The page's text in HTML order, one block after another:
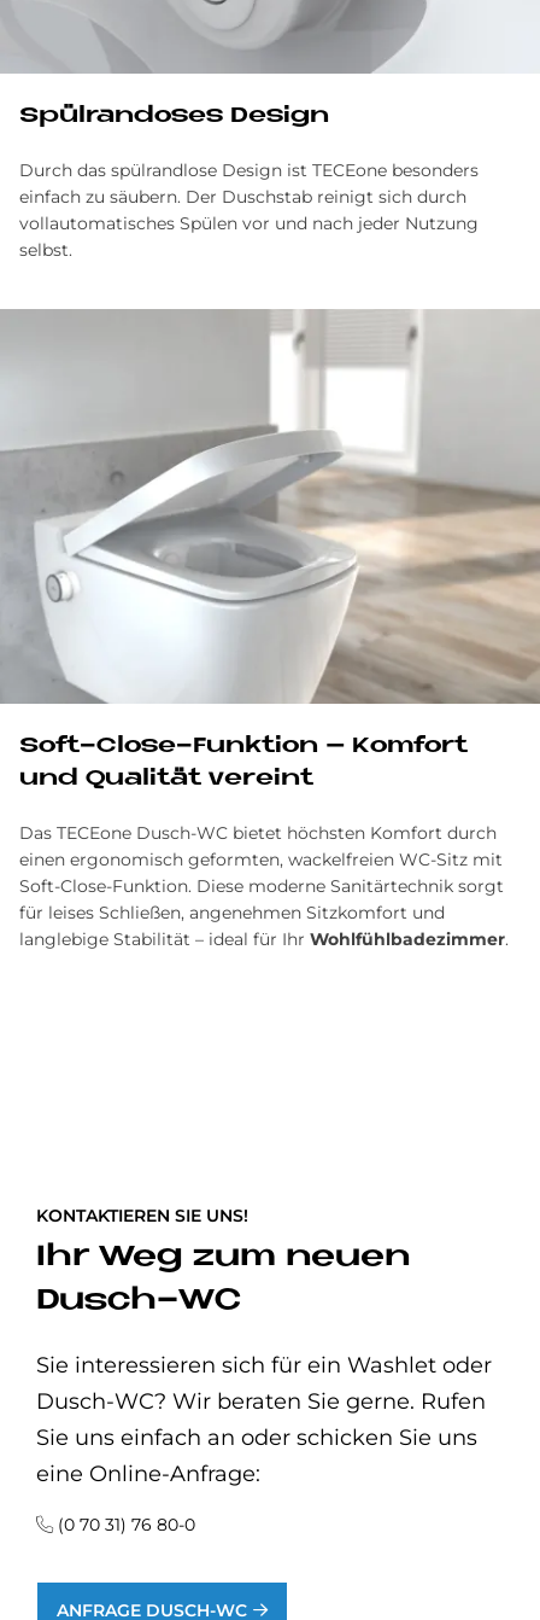
Spül­ran­do­ses De­sign
Durch das spülrandlose Design ist TECEone besonders
einfach zu säubern. Der Duschstab reinigt sich durch
vollautomatisches Spülen vor und nach jeder Nutzung
selbst.
Soft-Clo­se-Funk­ti­on – Kom­fort
und Qua­li­tät ver­eint
Das TECEone Dusch-WC bietet höchsten Komfort durch
einen ergonomisch geformten, wackelfreien WC-Sitz mit
Soft-Close-Funktion. Diese moderne Sanitärtechnik sorgt
für leises Schließen, angenehmen Sitzkomfort und
langlebige Stabilität – ideal für Ihr Wohlfühlbadezimmer.
KONTAKTIEREN SIE UNS!
Ihr Weg zum neuen
Dusch-WC
Sie interessieren sich für ein Washlet oder
Dusch-WC? Wir beraten Sie gerne. Rufen
Sie uns einfach an oder schicken Sie uns
eine Online-Anfrage:
(0 70 31) 76 80-0
ANFRAGE DUSCH-WC